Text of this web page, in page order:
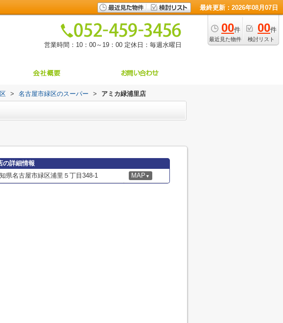
最終更新：2026年08月07日
00件
最近見た物件
00件
検討リスト
営業時間：10：00～19：00 定休日：毎週水曜日
> 名古屋市緑区のスーパー > アミカ緑浦里店
の詳細情報
県名古屋市緑区浦里５丁目348-1 MAP ▼